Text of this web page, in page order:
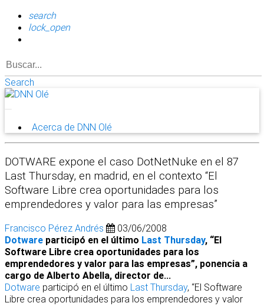
search
lock_open
Search
Acerca de DNN Olé
DOTWARE expone el caso DotNetNuke en el 87
Last Thursday, en madrid, en el contexto “El
Software Libre crea oportunidades para los
emprendedores y valor para las empresas”
Francisco Pérez Andrés
03/06/2008
Dotware participó en el último Last Thursday, “El
Software Libre crea oportunidades para los
emprendedores y valor para las empresas”, ponencia a
cargo de Alberto Abella, director de...
Dotware participó en el último Last Thursday, “El Software
Libre crea oportunidades para los emprendedores y valor